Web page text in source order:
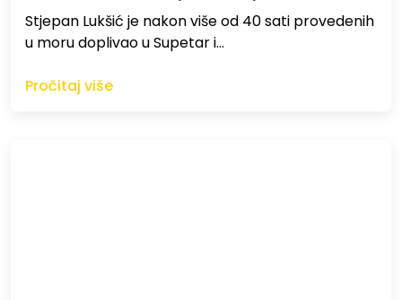
St​jepan Lukšić je nakon više od 40 sati provedenih
u moru doplivao u Supetar i…
Pročitaj više